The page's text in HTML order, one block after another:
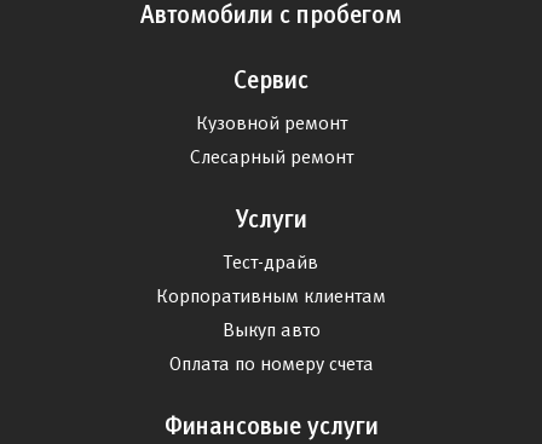
Автомобили с пробегом
Сервис
Кузовной ремонт
Слесарный ремонт
Услуги
Тест-драйв
Корпоративным клиентам
Выкуп авто
Оплата по номеру счета
Финансовые услуги